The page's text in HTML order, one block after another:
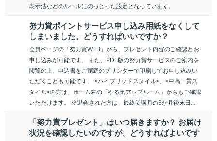
表示法などのルールにのっとった設定となっています。
努力賞ポイントサービス申し込み用紙をなくして
しまいました。どうすればいいですか？
会員ページの「努力賞WEB」から、プレゼント内容のご確認とお
申し込みが可能です。 また、PDF版の努力賞サービスのご案内を
閲覧の上、申込書をご家庭のプリンターで印刷してお申し込みい
ただくことも可能です。 <ハイブリッドスタイル>、<中高一貫ス
タイル>の方は、ホーム右の「やる気アップルーム」からもご確認
いただけます。 ※退会された方は、最終受講月の3か月後末日...
「努力賞プレゼント」はいつ届きますか？ お届け
状況を確認したいのですが、どうすればよいです